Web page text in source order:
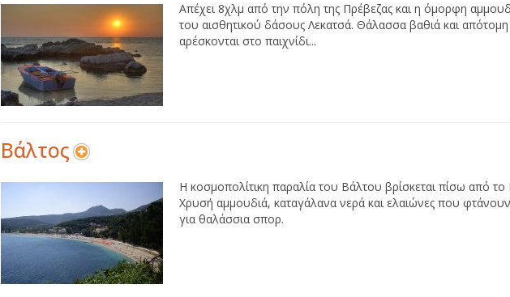
Απέχει 8χλμ από την πόλη της Πρέβεζας και η όμορφη
του αισθητικού δάσους Λεκατσά. Θάλασσα βαθιά και
αρέσκονται στο παιχνίδι...
Βάλτος
Η κοσμοπολίτικη παραλία του Βάλτου βρίσκεται πίσω από
Χρυσή αμμουδιά, καταγάλανα νερά και ελαιώνες που
για θαλάσσια σπορ.